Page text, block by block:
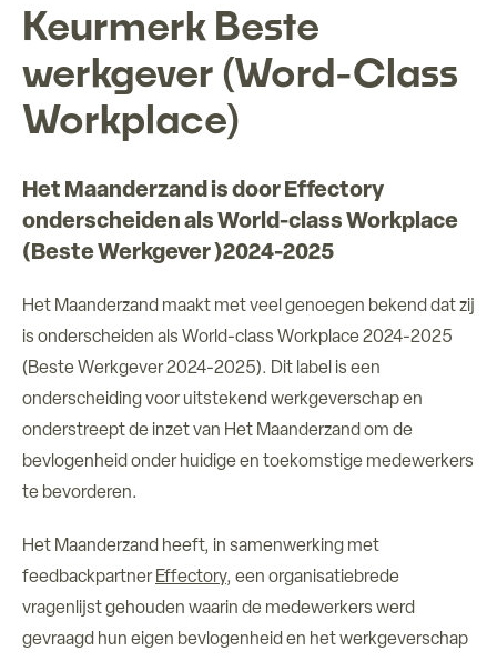
Over ons
Verhuur ruimtes
Contact
Keurmerk Beste
werkgever (Word-Class
Workplace)
Het Maanderzand is door Effectory
onderscheiden als World-class Workplace
(Beste Werkgever )2024-2025
Het Maanderzand maakt met veel genoegen bekend dat zij
is onderscheiden als World-class Workplace 2024-2025
(Beste Werkgever 2024-2025). Dit label is een
onderscheiding voor uitstekend werkgeverschap en
onderstreept de inzet van Het Maanderzand om de
bevlogenheid onder huidige en toekomstige medewerkers
te bevorderen.
Het Maanderzand heeft, in samenwerking met
feedbackpartner Effectory, een organisatiebrede
vragenlijst gehouden waarin de medewerkers werd
gevraagd hun eigen bevlogenheid en het werkgeverschap